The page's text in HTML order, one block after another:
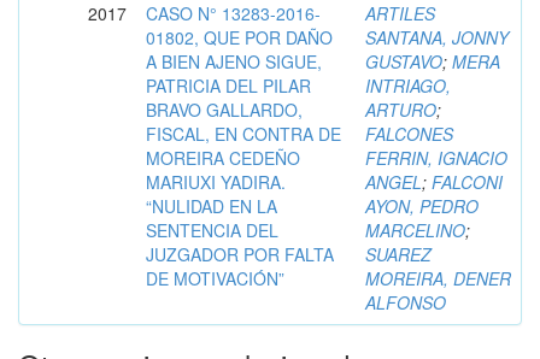
2017
CASO N° 13283-2016-
01802, QUE POR DAÑO
A BIEN AJENO SIGUE,
PATRICIA DEL PILAR
BRAVO GALLARDO,
FISCAL, EN CONTRA DE
MOREIRA CEDEÑO
MARIUXI YADIRA.
“NULIDAD EN LA
SENTENCIA DEL
JUZGADOR POR FALTA
DE MOTIVACIÓN”
ARTILES
SANTANA, JONNY
GUSTAVO; MERA
INTRIAGO,
ARTURO;
FALCONES
FERRIN, IGNACIO
ANGEL; FALCONI
AYON, PEDRO
MARCELINO;
SUAREZ
MOREIRA, DENER
ALFONSO